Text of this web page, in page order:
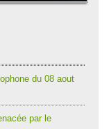
du 08 aout
par le